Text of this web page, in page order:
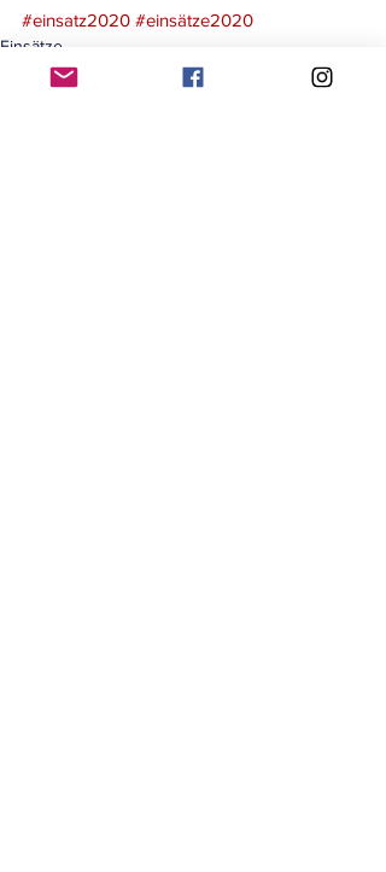
#einsatz2020 #einsätze2020
Einsätze